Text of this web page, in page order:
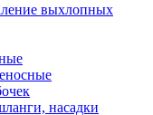
выхлопных